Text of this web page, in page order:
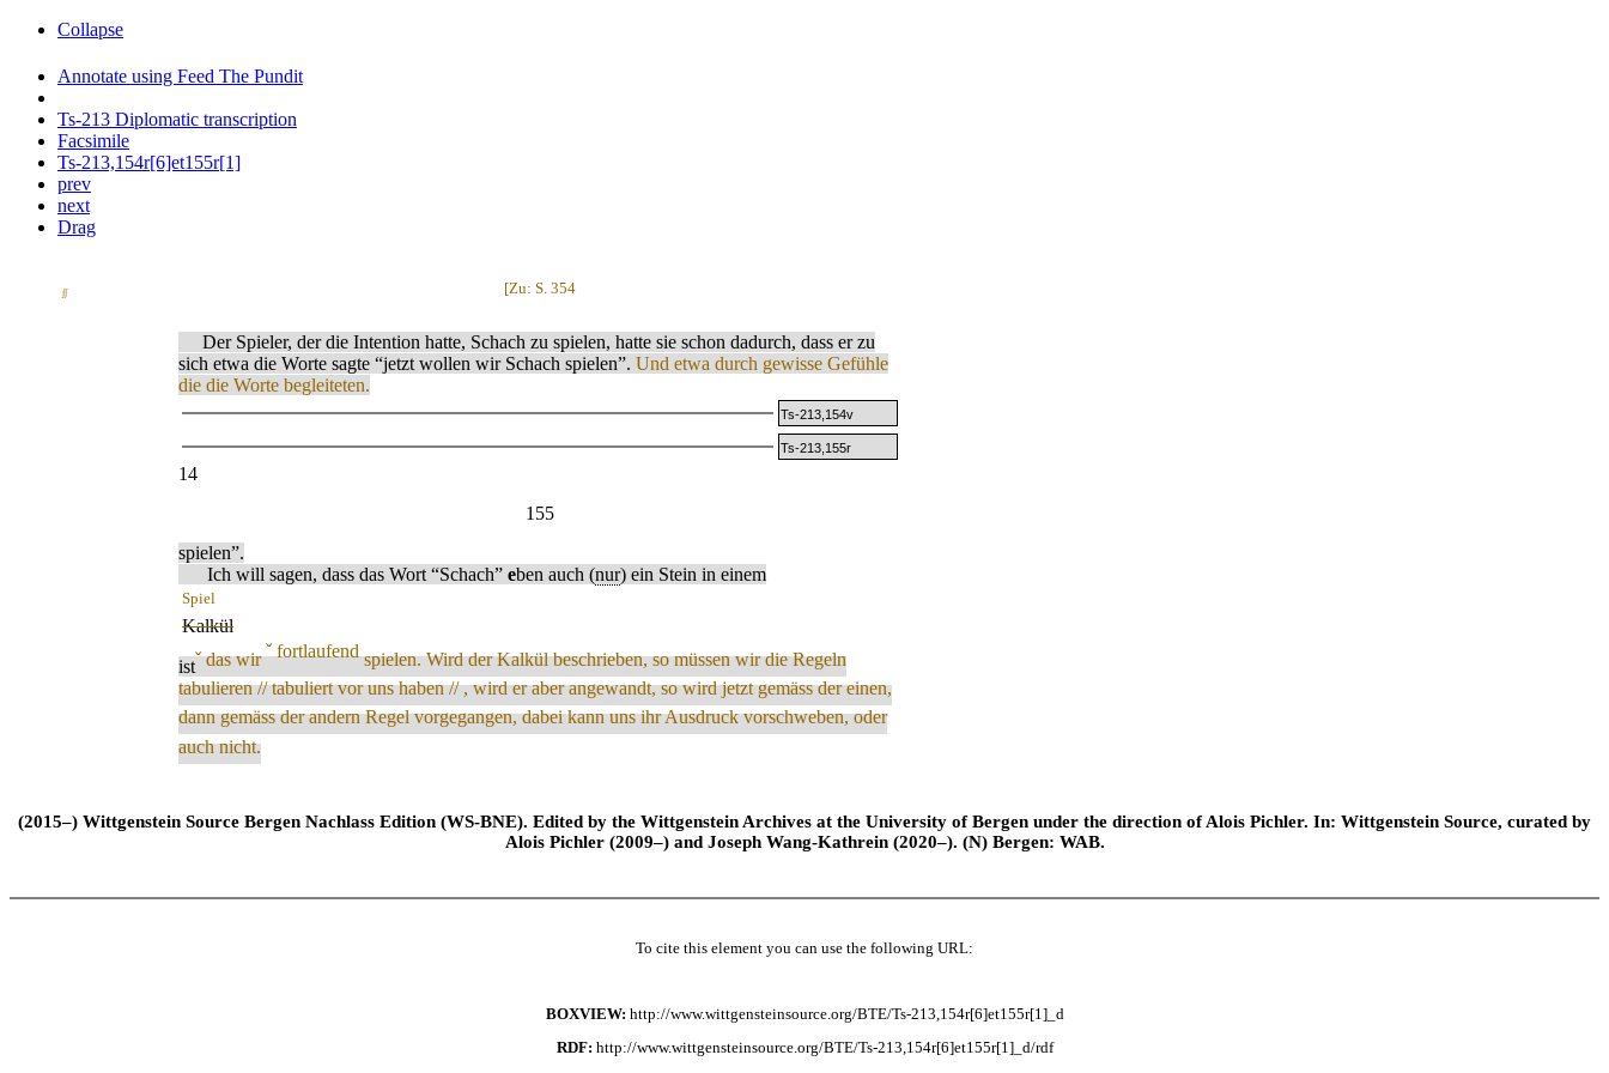
Collapse
Annotate using Feed The Pundit
Ts-213 Diplomatic transcription
Facsimile
Ts-213,154r[6]et155r[1]
prev
next
Drag
∫∫ [Zu: S. 354
Der Spieler, der die Intention hatte, Schach zu spielen, hatte sie schon dadurch, dass er zu
sich etwa die Worte sagte “jetzt wollen wir Schach spielen”. Und etwa durch gewisse Gefühle
die die Worte begleiteten.
Ts-213,154v
Ts-213,155r
14
155
spielen”.
Ich will sagen, dass das Wort “Schach” eben auch (nur) ein Stein in einem
Spiel
Kalkül
istˇdas wirˇfortlaufendspielen. Wird der Kalkül beschrieben, so müssen wir die Regeln
tabulieren // tabuliert vor uns haben // , wird er aber angewandt, so wird jetzt gemäss der einen,
dann gemäss der andern Regel vorgegangen, dabei kann uns ihr Ausdruck vorschweben, oder
auch nicht.
(2015–) Wittgenstein Source Bergen Nachlass Edition (WS-BNE). Edited by the Wittgenstein Archives at the University of Bergen under the direction of Alois Pichler. In: Wittgenstein Source, curated by
Alois Pichler (2009–) and Joseph Wang-Kathrein (2020–). (N) Bergen: WAB.
To cite this element you can use the following URL:
BOXVIEW: http://www.wittgensteinsource.org/BTE/Ts-213,154r[6]et155r[1]_d
RDF: http://www.wittgensteinsource.org/BTE/Ts-213,154r[6]et155r[1]_d/rdf